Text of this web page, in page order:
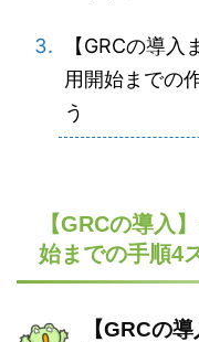
【GRCの導
用開始までの
う
【GRCの導入
始までの手順4
【GRCの